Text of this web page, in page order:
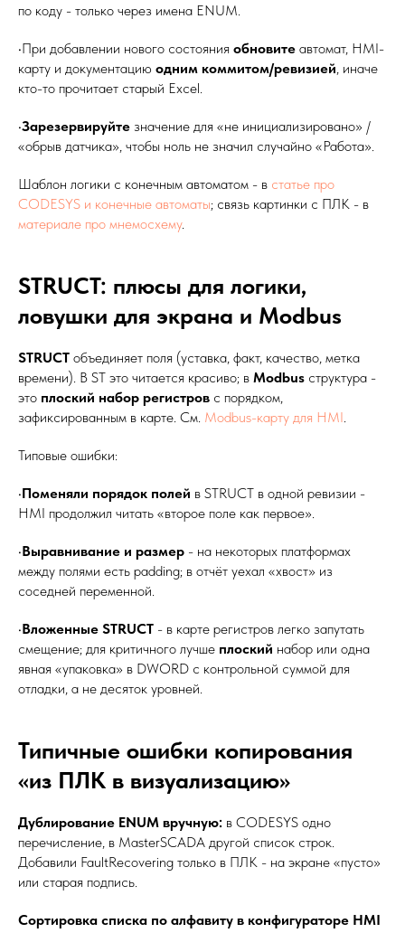
по коду - только через имена ENUM.
•При добавлении нового состояния обновите автомат, HMI-
карту и документацию одним коммитом/ревизией, иначе
кто-то прочитает старый Excel.
•Зарезервируйте значение для «не инициализировано» /
«обрыв датчика», чтобы ноль не значил случайно «Работа».
Шаблон логики с конечным автоматом - в статье про
CODESYS и конечные автоматы; связь картинки с ПЛК - в
материале про мнемосхему.
STRUCT: плюсы для логики,
ловушки для экрана и Modbus
STRUCT объединяет поля (уставка, факт, качество, метка
времени). В ST это читается красиво; в Modbus структура -
это плоский набор регистров с порядком,
зафиксированным в карте. См. Modbus-карту для HMI.
Типовые ошибки:
•Поменяли порядок полей в STRUCT в одной ревизии -
HMI продолжил читать «второе поле как первое».
•Выравнивание и размер - на некоторых платформах
между полями есть padding; в отчёт уехал «хвост» из
соседней переменной.
•Вложенные STRUCT - в карте регистров легко запутать
смещение; для критичного лучше плоский набор или одна
явная «упаковка» в DWORD с контрольной суммой для
отладки, а не десяток уровней.
Типичные ошибки копирования
«из ПЛК в визуализацию»
Дублирование ENUM вручную: в CODESYS одно
перечисление, в MasterSCADA другой список строк.
Добавили FaultRecovering только в ПЛК - на экране «пусто»
или старая подпись.
Сортировка списка по алфавиту в конфигураторе HMI